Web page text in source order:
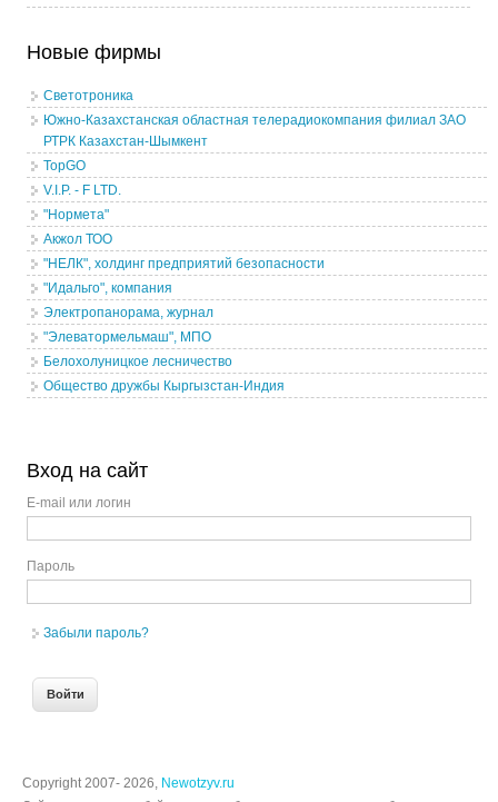
Новые фирмы
Светотроника
Южно-Казахстанская областная телерадиокомпания филиал ЗАО
РТРК Казахстан-Шымкент
TopGO
V.I.P. - F LTD.
"Нормета"
Акжол ТОО
"НЕЛК", холдинг предприятий безопасности
"Идальго", компания
Электропанорама, журнал
"Элеватормельмаш", МПО
Белохолуницкое лесничество
Общество дружбы Кыргызстан-Индия
Вход на сайт
E-mail или логин
Пароль
Забыли пароль?
Copyright 2007- 2026, Newotzyv.ru